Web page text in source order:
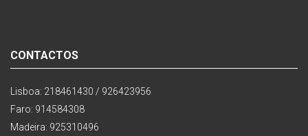
CONTACTOS
Lisboa: 218461430 / 926423956
Faro: 914584308
Madeira: 925310496